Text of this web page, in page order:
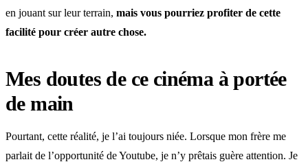
en jouant sur leur terrain, mais vous pourriez profiter de cette
facilité pour créer autre chose.
Mes doutes de ce cinéma à portée
de main
Pourtant, cette réalité, je l’ai toujours niée. Lorsque mon frère me
parlait de l’opportunité de Youtube, je n’y prêtais guère attention. Je